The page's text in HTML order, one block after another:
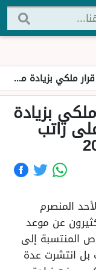
15% على راتب التقاعد مع بداية عام 2025
بزيادة
إلى 15% على راتب
المنصرم
عن موعد
المنتسبة إلى
بل انتشرت عدة